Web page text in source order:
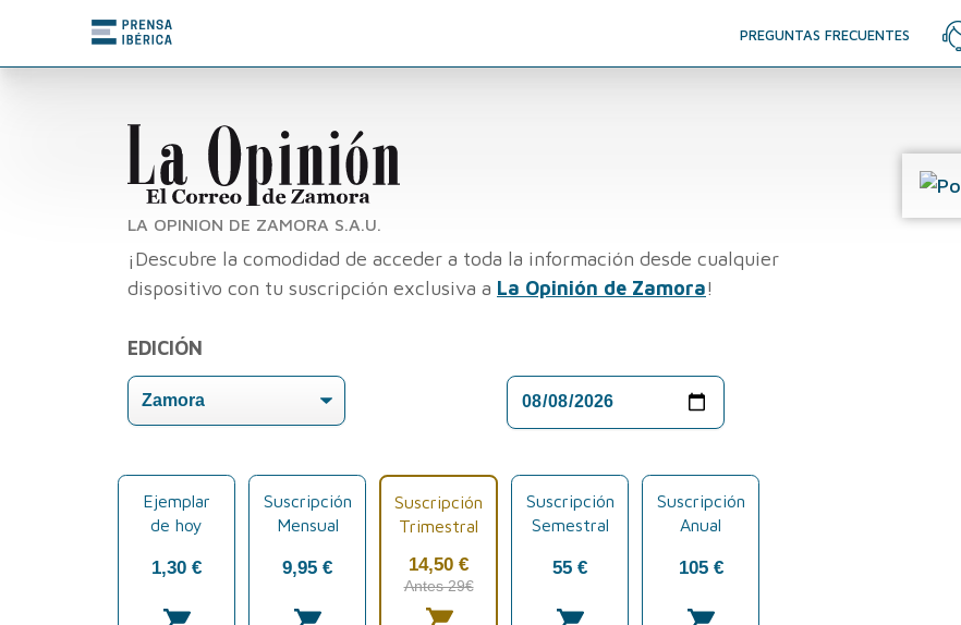
PREGUNTAS FRECUENTES
LA OPINION DE ZAMORA S.A.U.
¡Descubre la comodidad de acceder a toda la información desde cualquier
dispositivo con tu suscripción exclusiva a La Opinión de Zamora!
EDICIÓN